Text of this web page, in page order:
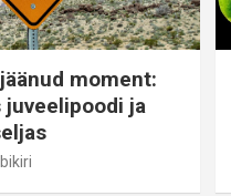
moment:
ja